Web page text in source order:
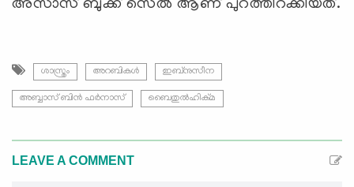
അസാസ് ബുക്ക് സെൽ ആണ് പുറത്തിറക്കിയത്.
ശാസ്ത്രം അറബികള്‍ ഇബ്നുസീന
അബ്ബാസ് ബിന്‍ ഫര്‍നാസ് ബൈതുല്‍ഹിക്മ
LEAVE A COMMENT